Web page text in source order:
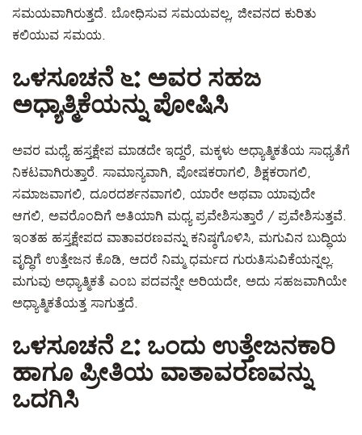
ಸಮಯವಾಗಿರುತ್ತದೆ. ಬೋಧಿಸುವ ಸಮಯವಲ್ಲ, ಜೀವನದ ಕುರಿತು
ಕಲಿಯುವ ಸಮಯ.
ಒಳಸೂಚನೆ ೬: ಅವರ ಸಹಜ
ಅಧ್ಯಾತ್ಮಿಕೆಯನ್ನು ಪೋಷಿಸಿ
ಅವರ ಮಧ್ಯೆ ಹಸ್ತಕ್ಷೇಪ ಮಾಡದೇ ಇದ್ದರೆ, ಮಕ್ಕಳು ಅಧ್ಯಾತ್ಮಿಕತೆಯ ಸಾಧ್ಯತೆಗೆ
ನಿಕಟವಾಗಿರುತ್ತಾರೆ. ಸಾಮಾನ್ಯವಾಗಿ, ಪೋಷಕರಾಗಲಿ, ಶಿಕ್ಷಕರಾಗಲಿ,
ಸಮಾಜವಾಗಲಿ, ದೂರದರ್ಶನವಾಗಲಿ, ಯಾರೇ ಅಥವಾ ಯಾವುದೇ
ಆಗಲಿ, ಅವರೊಂದಿಗೆ ಅತಿಯಾಗಿ ಮಧ್ಯ ಪ್ರವೇಶಿಸುತ್ತಾರೆ / ಪ್ರವೇಶಿಸುತ್ತವೆ.
ಇಂತಹ ಹಸ್ತಕ್ಷೇಪದ ವಾತಾವರಣವನ್ನು ಕನಿಷ್ಠಗೊಳಿಸಿ, ಮಗುವಿನ ಬುದ್ಧಿಯ
ವೃದ್ಧಿಗೆ ಉತ್ತೇಜನ ಕೊಡಿ, ಆದರೆ ನಿಮ್ಮ ಧರ್ಮದ ಗುರುತಿಸುವಿಕೆಯನ್ನಲ್ಲ.
ಮಗುವು ಅಧ್ಯಾತ್ಮಿಕತೆ ಎಂಬ ಪದವನ್ನೇ ಅರಿಯದೇ, ಅದು ಸಹಜವಾಗಿಯೇ
ಅಧ್ಯಾತ್ಮಿಕತೆಯತ್ತ ಸಾಗುತ್ತದೆ.
ಒಳಸೂಚನೆ ೭: ಒಂದು ಉತ್ತೇಜನಕಾರಿ
ಹಾಗೂ ಪ್ರೀತಿಯ ವಾತಾವರಣವನ್ನು
ಒದಗಿಸಿ